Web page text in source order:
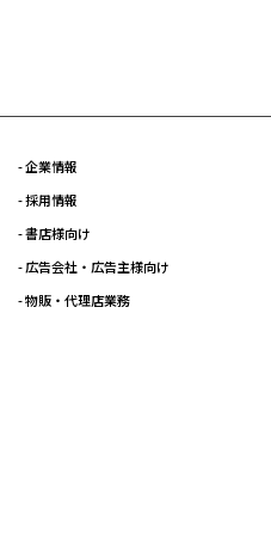
- 企業情報
- 採用情報
- 書店様向け
- 広告会社・広告主様向け
- 物販・代理店業務